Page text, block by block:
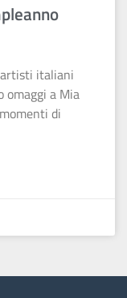
italiani
a Mia
di